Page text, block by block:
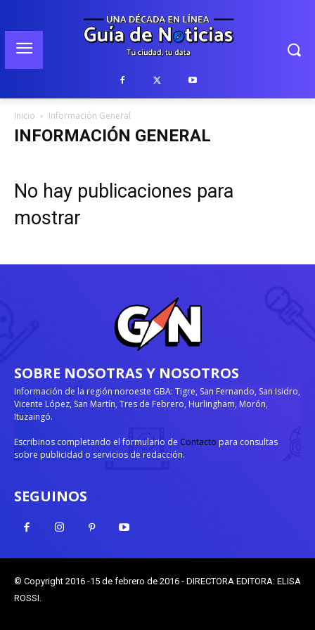
Inicio Información General
INFORMACIÓN GENERAL
No hay publicaciones para
mostrar
SOBRE NOSOTRAS Y NOSOTROS
Información de la región noroeste GBA: Tigre, San Fernando, San Isidro,
Vicente López, San Martín, Tres de Febrero, Hurlingham, Morón,
Ituzaingó.
Escribinos completando el formulario de Contacto para consultas
sobre publicidad o servicios de redacción.
SEGUINOS
© Copyright 2016 -15 de febrero de 2016 - DIRECTORA EDITORA: ELISA
ROSSI.